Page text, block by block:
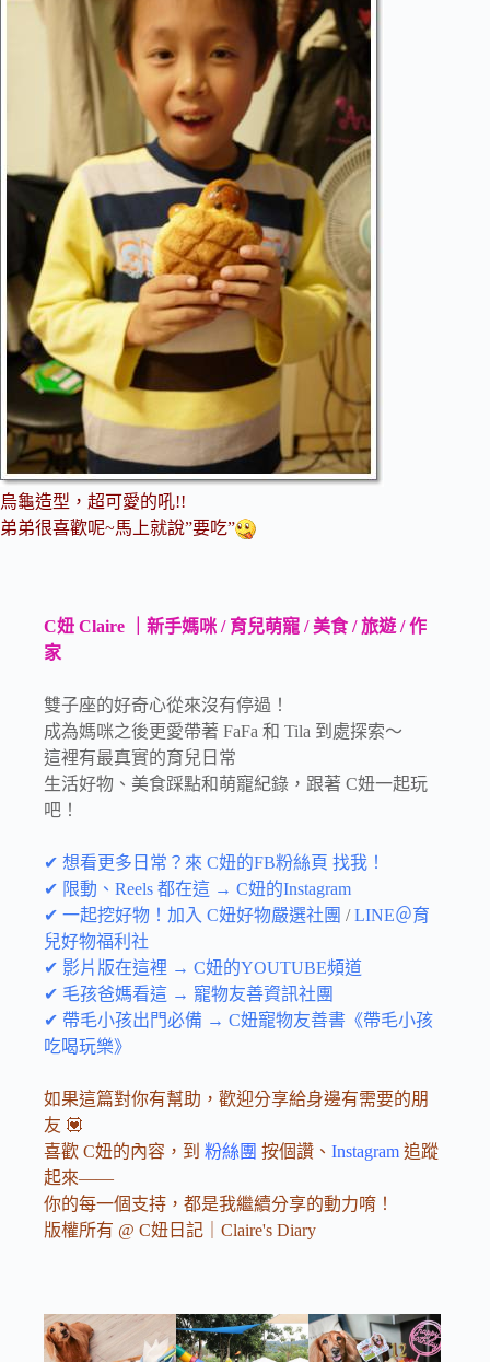
烏龜造型，超可愛的吼!!
弟弟很喜歡呢~馬上就說”要吃”
C妞 Claire ｜新手媽咪 / 育兒萌寵 / 美食 / 旅遊 / 作
家
雙子座的好奇心從來沒有停過！
成為媽咪之後更愛帶著 FaFa 和 Tila 到處探索～
這裡有最真實的育兒日常
生活好物、美食踩點和萌寵紀錄，跟著 C妞一起玩
吧！
✔ 想看更多日常？來 C妞的FB粉絲頁 找我！
✔ 限動、Reels 都在這 → C妞的Instagram
✔ 一起挖好物！加入 C妞好物嚴選社團 /LINE＠育
兒好物福利社
✔ 影片版在這裡 → C妞的YOUTUBE頻道
✔ 毛孩爸媽看這 → 寵物友善資訊社團
✔ 帶毛小孩出門必備 → C妞寵物友善書《帶毛小孩
吃喝玩樂》
如果這篇對你有幫助，歡迎分享給身邊有需要的朋
友 💟
喜歡 C妞的內容，到 粉絲團 按個讚、 Instagram 追蹤
起來——
你的每一個支持，都是我繼續分享的動力唷！
版權所有 @ C妞日記｜Claire's Diary